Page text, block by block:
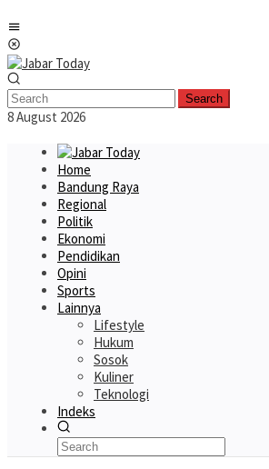
to
content
Search
8 August 2026
Home
Bandung Raya
Regional
Politik
Ekonomi
Pendidikan
Opini
Sports
Lainnya
Lifestyle
Hukum
Sosok
Kuliner
Teknologi
Indeks